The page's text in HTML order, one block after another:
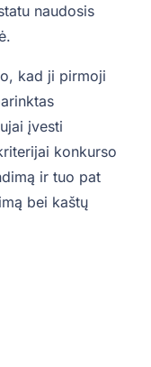
naudosis
kad ji pirmoji
įvesti
konkurso
ir tuo pat
bei kaštų